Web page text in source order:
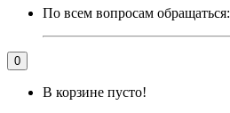
По всем вопросам обращаться:
0
В корзине пусто!